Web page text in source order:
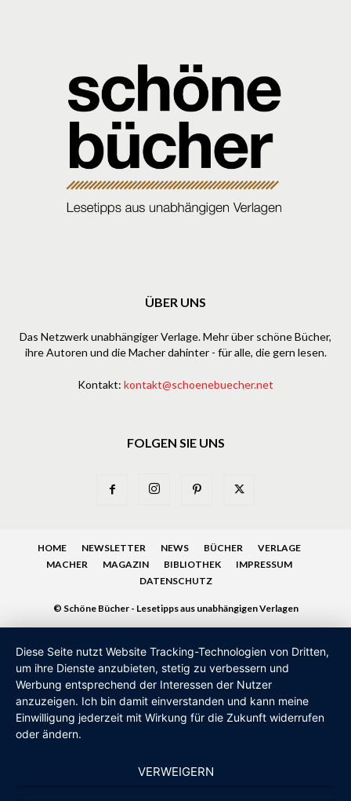
ÜBER UNS
Das Netzwerk unabhängiger Verlage. Mehr über schöne Bücher,
ihre Autoren und die Macher dahinter - für alle, die gern lesen.
Kontakt: kontakt@schoenebuecher.net
FOLGEN SIE UNS
HOME NEWSLETTER NEWS BÜCHER
VERLAGE
MACHER
MAGAZIN BIBLIOTHEK
IMPRESSUM
DATENSCHUTZ
© Schöne Bücher - Lesetipps aus unabhängigen Verlagen
Diese Seite nutzt Website Tracking-Technologien von Dritten,
um ihre Dienste anzubieten, stetig zu verbessern und
Werbung entsprechend der Interessen der Nutzer
anzuzeigen. Ich bin damit einverstanden und kann meine
Einwilligung jederzeit mit Wirkung für die Zukunft widerrufen
oder ändern.
VERWEIGERN